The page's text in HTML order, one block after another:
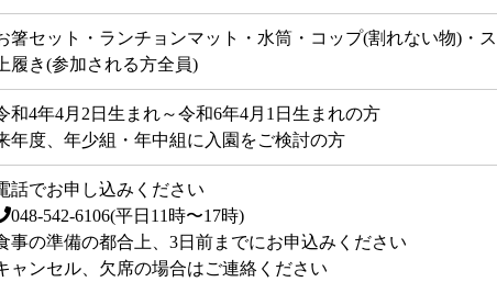
箸セット・ランチョンマット・水筒・コップ(割れない物)・
履き(参加される方全員)
和4年4月2日生まれ～令和6年4月1日生まれの方
年度、年少組・年中組に入園をご検討の方
話でお申し込みください
048-542-6106(平日11時〜17時)
事の準備の都合上、3日前までにお申込みください
ャンセル、欠席の場合はご連絡ください